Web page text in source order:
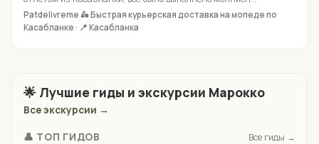
Patdelivreme 🛵 Быстрая курьерская доставка на мопеде по
Касабланке · 📍 Касабланка
🌟 Лучшие гиды и экскурсии Марокко
Все экскурсии →
👤 ТОП ГИДОВ
Все гиды →